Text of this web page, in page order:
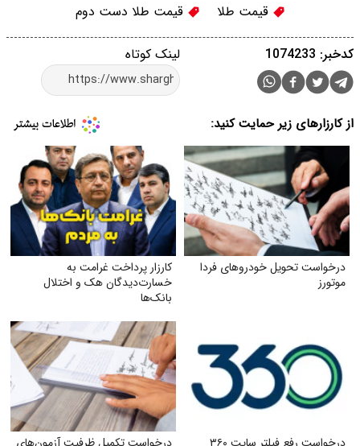
قیمت طلا قیمت طلا دست دوم
لینک کوتاه کدخبر: 1074233
از کارزارهای زیر حمایت کنید:
درخواست تحویل خودروهای فردا
موتورز
کارزار پرداخت غرامت به
خسارت‌دیدگان هک و اختلال
بانک‌ها